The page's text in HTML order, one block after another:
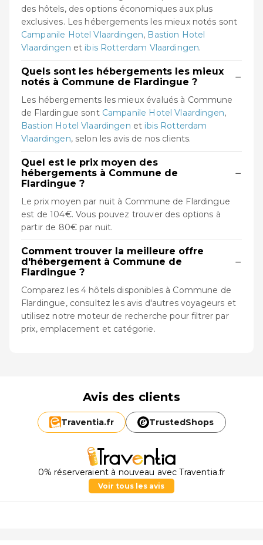
des hôtels, des options économiques aux plus
exclusives. Les hébergements les mieux notés sont
Campanile Hotel Vlaardingen, Bastion Hotel
Vlaardingen et ibis Rotterdam Vlaardingen.
Quels sont les hébergements les mieux
notés à Commune de Flardingue ?
−
Les hébergements les mieux évalués à Commune
de Flardingue sont Campanile Hotel Vlaardingen,
Bastion Hotel Vlaardingen et ibis Rotterdam
Vlaardingen, selon les avis de nos clients.
Quel est le prix moyen des
hébergements à Commune de
Flardingue ?
−
Le prix moyen par nuit à Commune de Flardingue
est de 104€. Vous pouvez trouver des options à
partir de 80€ par nuit.
Comment trouver la meilleure offre
d'hébergement à Commune de
Flardingue ?
−
Comparez les 4 hôtels disponibles à Commune de
Flardingue, consultez les avis d'autres voyageurs et
utilisez notre moteur de recherche pour filtrer par
prix, emplacement et catégorie.
Avis des clients
Traventia.fr TrustedShops
0% réserveraient à nouveau avec Traventia.fr
Voir tous les avis